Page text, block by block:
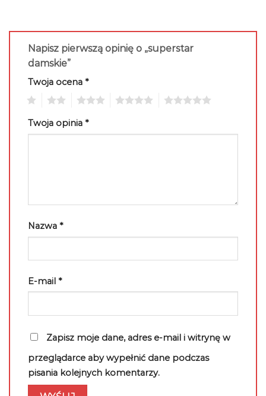
Napisz pierwszą opinię o „superstar
damskie”
Twoja ocena *
Twoja opinia *
Nazwa *
E-mail *
Zapisz moje dane, adres e-mail i witrynę w
przeglądarce aby wypełnić dane podczas
pisania kolejnych komentarzy.